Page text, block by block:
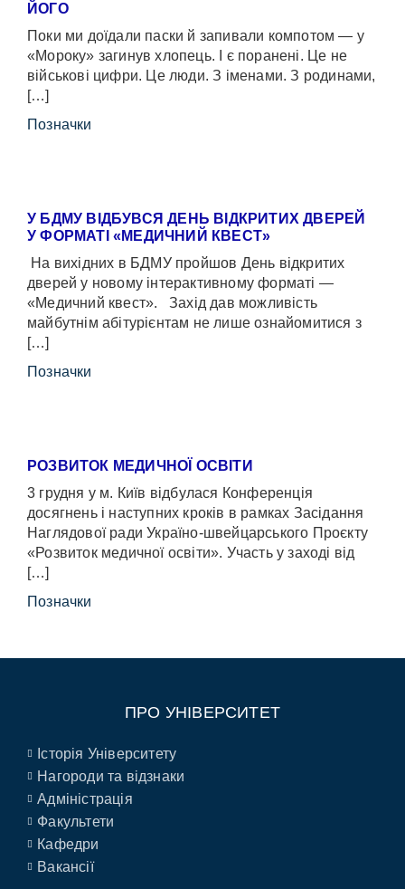
ЙОГО
Поки ми доїдали паски й запивали компотом — у
«Мороку» загинув хлопець. І є поранені. Це не
військові цифри. Це люди. З іменами. З родинами,
[…]
Позначки
У БДМУ ВІДБУВСЯ ДЕНЬ ВІДКРИТИХ ДВЕРЕЙ
У ФОРМАТІ «МЕДИЧНИЙ КВЕСТ»
На вихідних в БДМУ пройшов День відкритих
дверей у новому інтерактивному форматі —
«Медичний квест». Захід дав можливість
майбутнім абітурієнтам не лише ознайомитися з
[…]
Позначки
РОЗВИТОК МЕДИЧНОЇ ОСВІТИ
3 грудня у м. Київ відбулася Конференція
досягнень і наступних кроків в рамках Засідання
Наглядової ради Україно-швейцарського Проєкту
«Розвиток медичної освіти». Участь у заході від
[…]
Позначки
ПРО УНІВЕРСИТЕТ
Історія Університету
Нагороди та відзнаки
Адміністрація
Факультети
Кафедри
Вакансії